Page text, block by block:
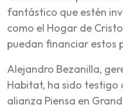
fantástico que estén
como el Hogar de
puedan financiar estos
Alejandro Bezanilla,
Habitat, ha sido testigo
alianza Piensa en